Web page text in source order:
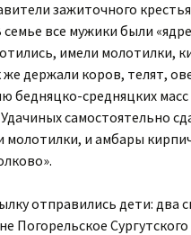
зажиточного
все мужики были
имели молотилки,
держали коров, телят,
бедняцко-средняцких
самостоятельно
и амбары
отправились дети:
Погорельское